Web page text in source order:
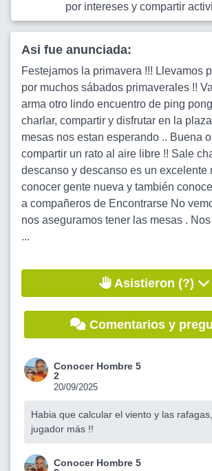
por intereses y compartir
Asi fue anunciada:
Festejamos la primavera !!! Llevamos
por muchos sábados primaverales !!
arma otro lindo encuentro de ping
charlar, compartir y disfrutar en la
mesas nos estan esperando .. Buena
compartir un rato al aire libre !! Sale
descanso y descanso es un excelente
conocer gente nueva y también
a compañeros de Encontrarse No
nos aseguramos tener las mesas .
...
Asistieron (?)
Comentarios y
Conocer Hombre 5
2
20/09/2025
Habia que calcular el viento y las
jugador más !!
Conocer Hombre 5